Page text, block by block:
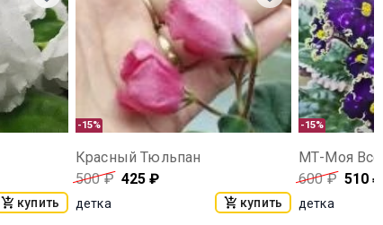
купить
-15%
Красный Тюльпан
500₽ 425 ₽
детка купить
-15%
МТ-Моя
600₽ 510 ₽
детка